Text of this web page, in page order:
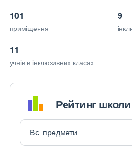
101
приміщення
9
11
учнів в інклюзивних класах
Рейтинг